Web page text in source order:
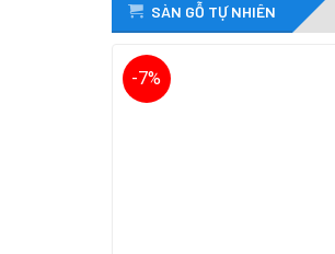
SÀN GỖ TỰ NHIÊN
-7%